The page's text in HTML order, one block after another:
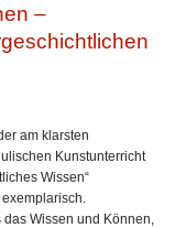
–
am klarsten
Kunstunterricht
Wissen“
Wissen und Können,